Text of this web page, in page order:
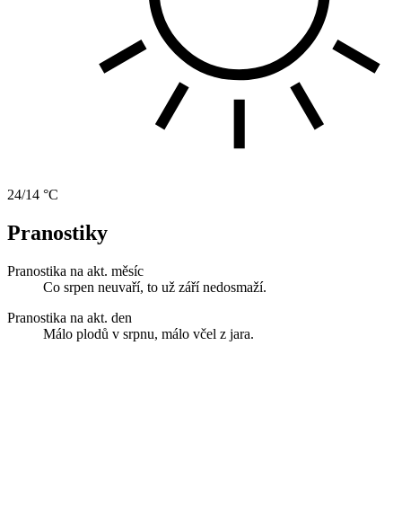
24/14 °C
Pranostiky
Pranostika na akt. měsíc
Co srpen neuvaří, to už září nedosmaží.
Pranostika na akt. den
Málo plodů v srpnu, málo včel z jara.